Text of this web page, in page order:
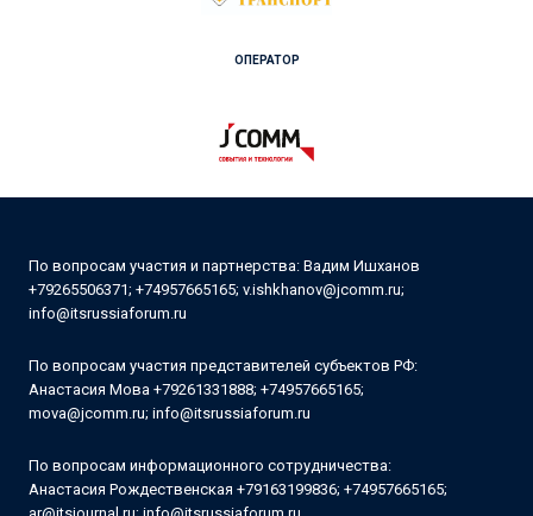
ОПЕРАТОР
По вопросам участия и партнерства: Вадим Ишханов
+79265506371; +74957665165; v.ishkhanov@jcomm.ru;
info@itsrussiaforum.ru
По вопросам участия представителей субъектов РФ:
Анастасия Мова +79261331888; +74957665165;
mova@jcomm.ru; info@itsrussiaforum.ru
По вопросам информационного сотрудничества:
Анастасия Рождественская +79163199836; +74957665165;